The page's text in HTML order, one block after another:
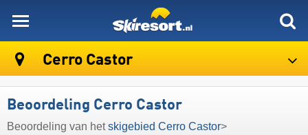
Cerro Castor
Beoordeling Cerro Castor
Beoordeling van hetskigebied Cerro Castor>